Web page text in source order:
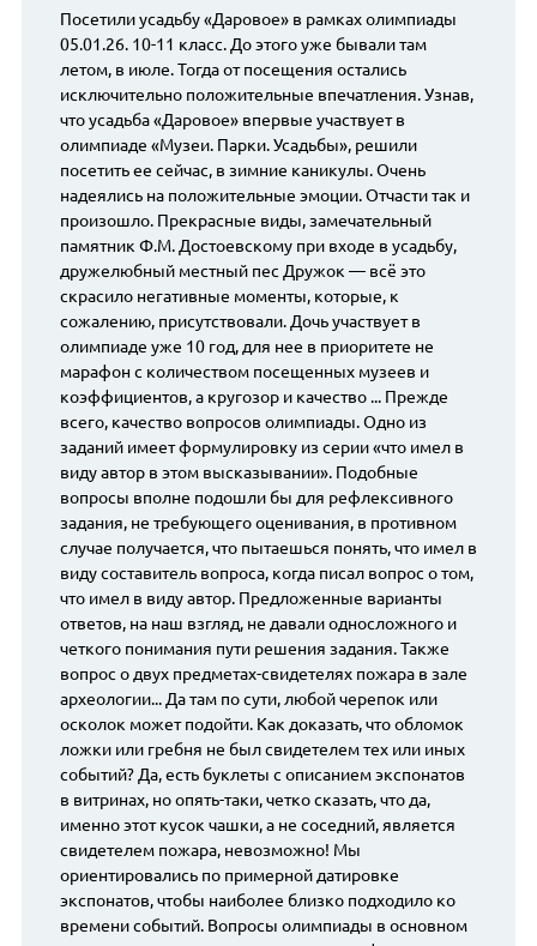
Посетили усадьбу «Даровое» в рамках олимпиады
05.01.26. 10-11 класс. До этого уже бывали там
летом, в июле. Тогда от посещения остались
исключительно положительные впечатления. Узнав,
что усадьба «Даровое» впервые участвует в
олимпиаде «Музеи. Парки. Усадьбы», решили
посетить ее сейчас, в зимние каникулы. Очень
надеялись на положительные эмоции. Отчасти так и
произошло. Прекрасные виды, замечательный
памятник Ф.М. Достоевскому при входе в усадьбу,
дружелюбный местный пес Дружок — всё это
скрасило негативные моменты, которые, к
сожалению, присутствовали. Дочь участвует в
олимпиаде уже 10 год, для нее в приоритете не
марафон с количеством посещенных музеев и
коэффициентов, а кругозор и качество ... Прежде
всего, качество вопросов олимпиады. Одно из
заданий имеет формулировку из серии «что имел в
виду автор в этом высказывании». Подобные
вопросы вполне подошли бы для рефлексивного
задания, не требующего оценивания, в противном
случае получается, что пытаешься понять, что имел в
виду составитель вопроса, когда писал вопрос о том,
что имел в виду автор. Предложенные варианты
ответов, на наш взгляд, не давали односложного и
четкого понимания пути решения задания. Также
вопрос о двух предметах-свидетелях пожара в зале
археологии... Да там по сути, любой черепок или
осколок может подойти. Как доказать, что обломок
ложки или гребня не был свидетелем тех или иных
событий? Да, есть буклеты с описанием экспонатов
в витринах, но опять-таки, четко сказать, что да,
именно этот кусок чашки, а не соседний, является
свидетелем пожара, невозможно! Мы
ориентировались по примерной датировке
экспонатов, чтобы наиболее близко подходило ко
времени событий. Вопросы олимпиады в основном